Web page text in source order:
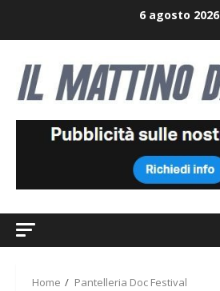
6 agosto 2026
Home Pantelleria Doc Festival